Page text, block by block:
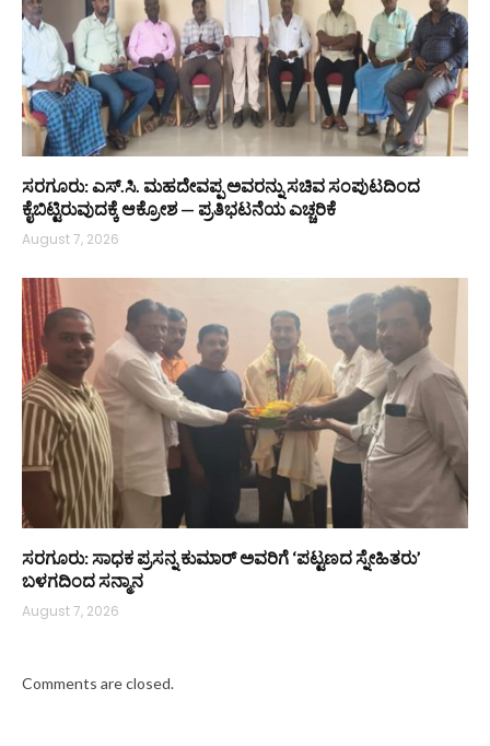
ಸರಗೂರು: ಎಸ್.ಸಿ. ಮಹದೇವಪ್ಪ ಅವರನ್ನು ಸಚಿವ ಸಂಪುಟದಿಂದ
ಕೈಬಿಟ್ಟಿರುವುದಕ್ಕೆ ಆಕ್ರೋಶ — ಪ್ರತಿಭಟನೆಯ ಎಚ್ಚರಿಕೆ
August 7, 2026
ಸರಗೂರು: ಸಾಧಕ ಪ್ರಸನ್ನ ಕುಮಾರ್ ಅವರಿಗೆ ‘ಪಟ್ಟಣದ ಸ್ನೇಹಿತರು’
ಬಳಗದಿಂದ ಸನ್ಮಾನ
August 7, 2026
Comments are closed.